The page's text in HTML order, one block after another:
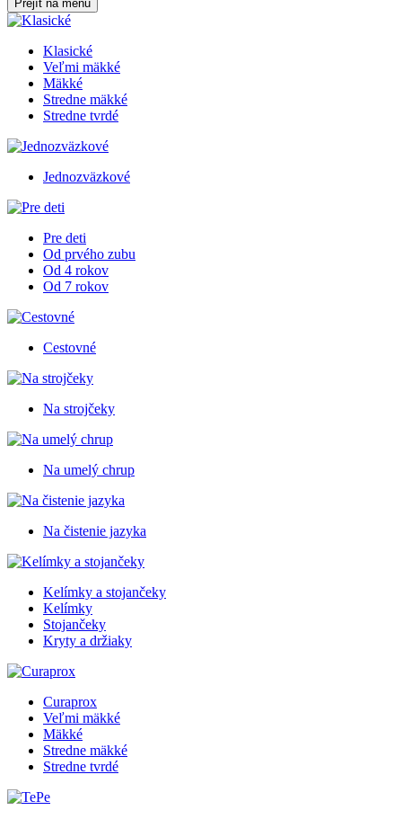
Přejít na menu
Klasické
Veľmi mäkké
Mäkké
Stredne mäkké
Stredne tvrdé
Jednozväzkové
Pre deti
Od prvého zubu
Od 4 rokov
Od 7 rokov
Cestovné
Na strojčeky
Na umelý chrup
Na čistenie jazyka
Kelímky a stojančeky
Kelímky
Stojančeky
Kryty a držiaky
Curaprox
Veľmi mäkké
Mäkké
Stredne mäkké
Stredne tvrdé